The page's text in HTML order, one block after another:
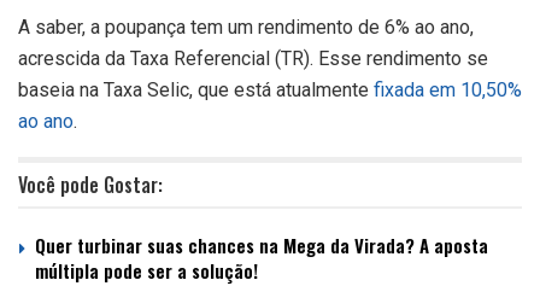
A saber, a poupança tem um rendimento de 6% ao ano,
acrescida da Taxa Referencial (TR). Esse rendimento se
baseia na Taxa Selic, que está atualmente fixada em 10,50%
ao ano.
Você pode Gostar:
Quer turbinar suas chances na Mega da Virada? A aposta
múltipla pode ser a solução!